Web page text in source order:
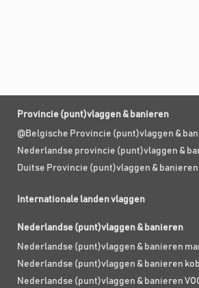
Provincie (punt)vlaggen & banieren
@Belgische Provincie (punt)vlaggen &
Nederlandse provincie (punt)vlaggen &
Duitse Provincie (punt)vlaggen & banieren
Internationale landen vlaggen
Nederlandse (punt)vlaggen & banieren
Nederlandse (punt)vlaggen & banieren
Nederlandse (punt)vlaggen & banieren
Nederlandse (punt)vlaggen & banieren